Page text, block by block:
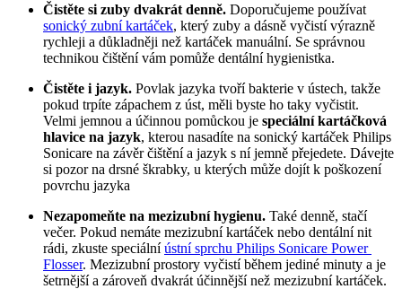
Čistěte si zuby dvakrát denně.
sonický zubní kartáček, který zuby a dásně vyčistí výrazně
rychleji a důkladněji než kartáček manuální. Se správnou
technikou čištění vám pomůže dentální hygienistka.
Čistěte i jazyk. Povlak jazyka tvoří bakterie v ústech, takže
pokud trpíte zápachem z úst, měli byste ho taky vyčistit.
Velmi jemnou a účinnou pomůckou je speciální kartáčková
hlavice na jazyk, kterou nasadíte na sonický kartáček Philips
Sonicare na závěr čištění a jazyk s ní jemně přejedete. Dávejte
si pozor na drsné škrabky, u kterých může dojít k poškození
povrchu jazyka
Nezapomeňte na mezizubní hygienu. Také denně, stačí
večer. Pokud nemáte mezizubní kartáček nebo dentální nit
rádi, zkuste speciální ústní sprchu Philips Sonicare Power
Flosser. Mezizubní prostory vyčistí během jediné minuty a je
šetrnější a zároveň dvakrát účinnější než mezizubní kartáček.